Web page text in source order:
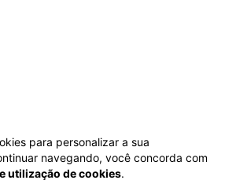
para personalizar a sua
navegando, você concorda com
utilização de cookies.